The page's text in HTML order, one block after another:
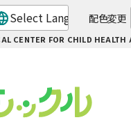
CENTER FOR CHILD HEALTH
配色変更